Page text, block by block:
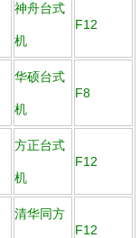
神舟台式
机
F12
华硕台式
机
F8
方正台式
机
F12
清华同方
F12